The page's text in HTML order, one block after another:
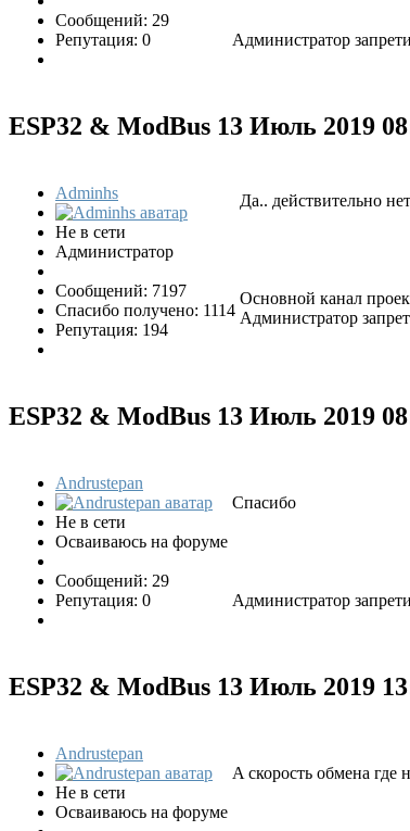
Сообщений: 29
Репутация: 0
Администратор
ESP32 & ModBus 13 Июль 2019
Adminhs
Не в сети
Администратор
Сообщений: 7197
Спасибо получено: 1114
Репутация: 194
Да.. действительно
Основной канал
Администратор
ESP32 & ModBus 13 Июль 2019
Andrustepan
Не в сети
Осваиваюсь на форуме
Сообщений: 29
Репутация: 0
Спасибо
Администратор
ESP32 & ModBus 13 Июль 2019
Andrustepan
Не в сети
Осваиваюсь на форуме
A скорость обмена где